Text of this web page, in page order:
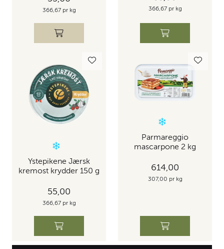
366,67 pr kg 366,67 pr kg
Ystepikene Jærsk
kremost krydder 150 g
55,00
366,67 pr kg
Parmareggio
mascarpone 2 kg
614,00
307,00 pr kg